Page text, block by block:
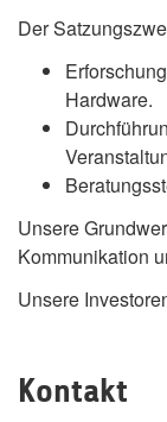
Der
Hardware.
Unsere
Kommunikation
Unsere
Kontakt